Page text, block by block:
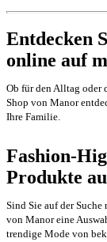
Entdecken
online auf
Ob für den Alltag oder
Shop von Manor
Ihre Familie.
Fashion-
Produkte
Sind Sie auf der
von Manor eine
trendige Mode von